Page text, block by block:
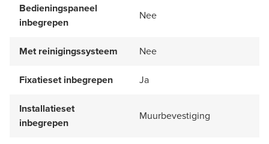
Bedieningspaneel
inbegrepen
Nee
Met reinigingssysteem Nee
Fixatieset inbegrepen Ja
Installatieset
inbegrepen
Muurbevestiging